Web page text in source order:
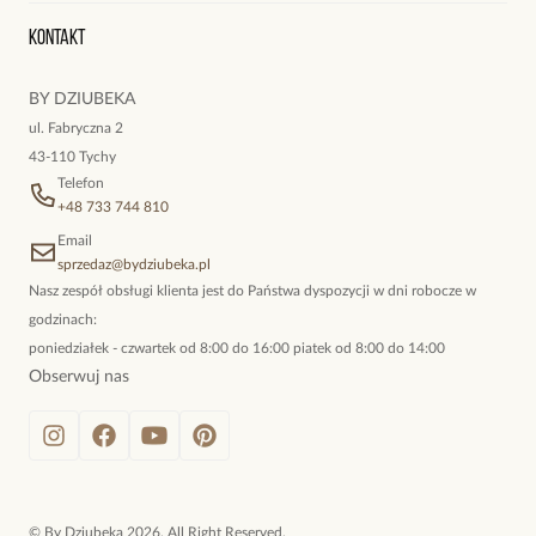
Oryginalne naszyjniki, topowe bransoletki, okazałe kolczyki,
Kontakt
BY DZIUBEKA
ul. Fabryczna 2
43-110 Tychy
Telefon
+48 733 744 810
Email
sprzedaz@bydziubeka.pl
Nasz zespół obsługi klienta jest do Państwa dyspozycji w dni robocze w
godzinach:
poniedziałek - czwartek od 8:00 do 16:00 piatek od 8:00 do 14:00
Obserwuj nas
© By Dziubeka 2026. All Right Reserved.